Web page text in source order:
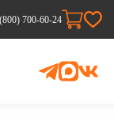
700-60-24